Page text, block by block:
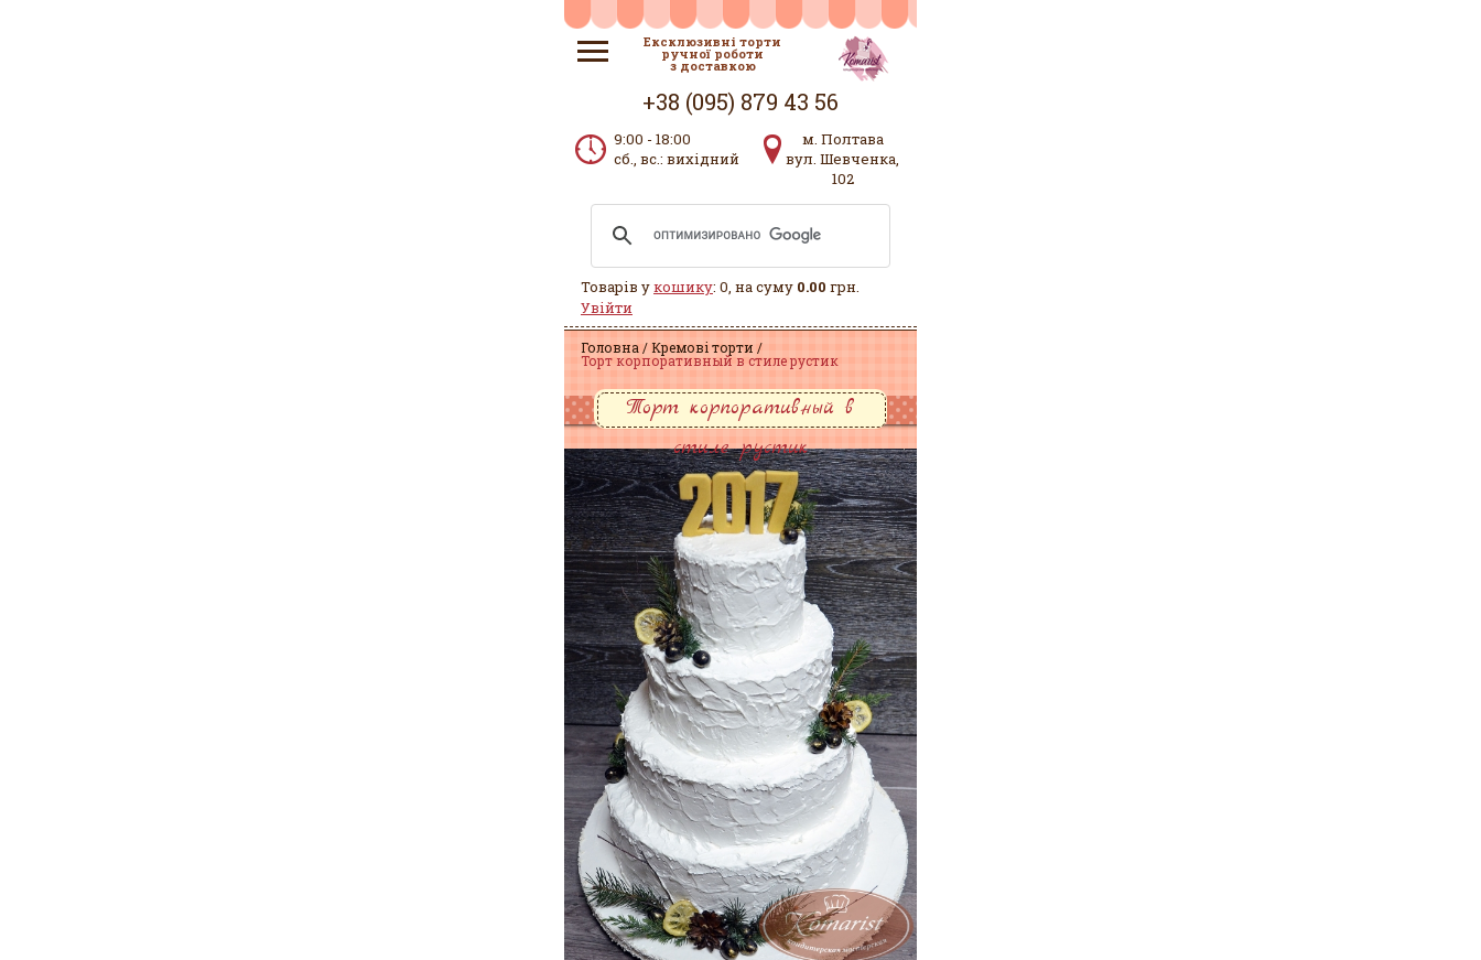
Ексклюзивні торти
ручної роботи
з доставкою
+38 (095) 879 43 56
9:00 - 18:00
сб., вс.: вихідний
м. Полтава
вул. Шевченка,
102
Товарів укошику: 0, на суму 0.00 грн.
Увійти
Головна Кремові торти
Торт корпоративный в стиле рустик
Торт корпоративный в
стиле рустик